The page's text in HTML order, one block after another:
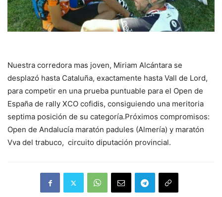
Nuestra corredora mas joven, Miriam Alcántara se
desplazó hasta Cataluña, exactamente hasta Vall de Lord,
para competir en una prueba puntuable para el Open de
España de rally XCO cofidis, consiguiendo una meritoria
septima posición de su categoría.Próximos compromisos:
Open de Andalucía maratón padules (Almería) y maratón
Vva del trabuco, circuito diputación provincial.